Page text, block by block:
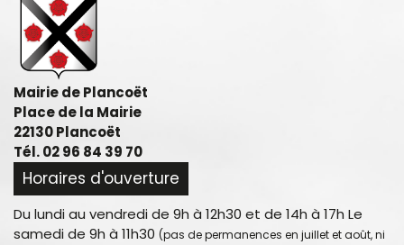
Mairie de Plancoët
Place de la Mairie
22130 Plancoët
Tél. 02 96 84 39 70
Horaires d'ouverture
Du lundi au vendredi de 9h à 12h30 et de 14h à 17h Le
samedi de 9h à 11h30 (pas de permanences en juillet et août, ni